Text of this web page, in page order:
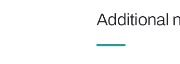
Additional